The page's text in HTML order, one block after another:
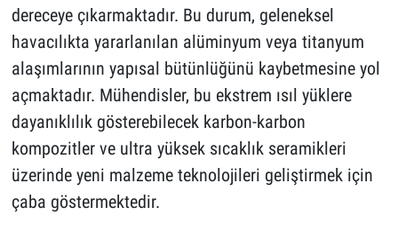
dereceye çıkarmaktadır. Bu durum, geleneksel
havacılıkta yararlanılan alüminyum veya titanyum
alaşımlarının yapısal bütünlüğünü kaybetmesine yol
açmaktadır. Mühendisler, bu ekstrem ısıl yüklere
dayanıklılık gösterebilecek karbon-karbon
kompozitler ve ultra yüksek sıcaklık seramikleri
üzerinde yeni malzeme teknolojileri geliştirmek için
çaba göstermektedir.